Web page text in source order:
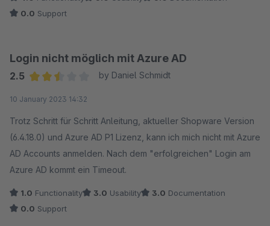
Testumgebung zum laufen bringen können.
angeboten als man erwarten kann.
0.0 Support
Login nicht möglich mit Azure AD
2.5
by Daniel Schmidt
10 January 2023 14:32
Trotz Schritt für Schritt Anleitung, aktueller Shopware Version
(6.4.18.0) und Azure AD P1 Lizenz, kann ich mich nicht mit Azure
AD Accounts anmelden. Nach dem "erfolgreichen" Login am
Azure AD kommt ein Timeout.
1.0 Functionality 3.0 Usability 3.0 Documentation
0.0 Support